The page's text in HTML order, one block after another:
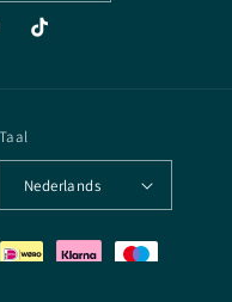
TikTok
Taal
Nederlands